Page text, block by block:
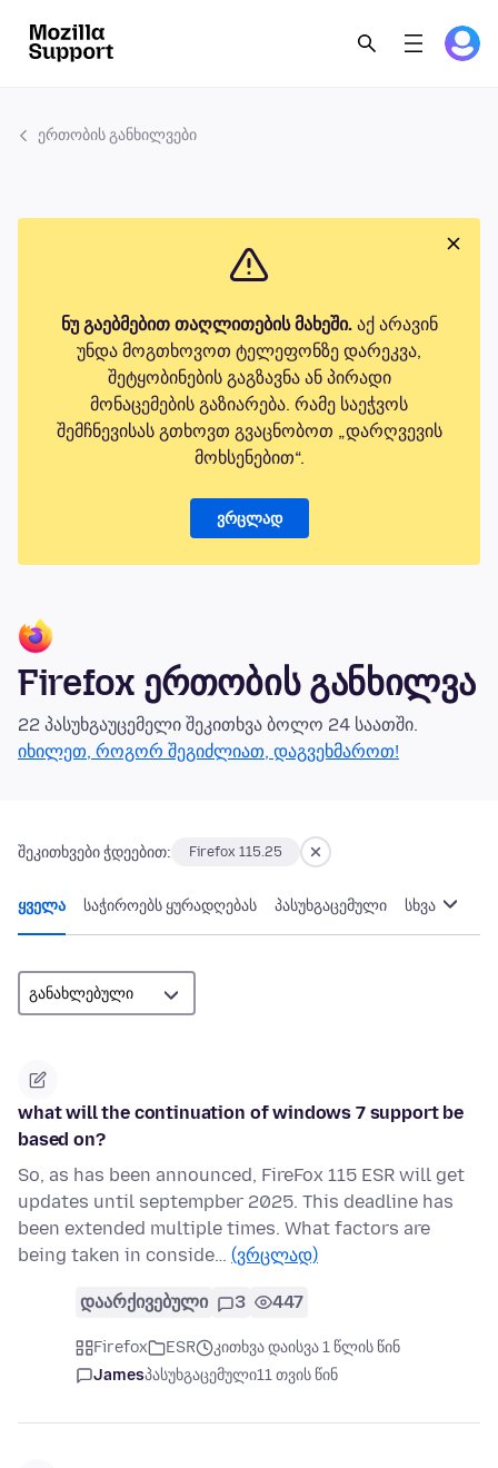
ერთობის განხილვები
ნუ გაებმებით თაღლითების მახეში.აქ არავინ
უნდა მოგთხოვოთ ტელეფონზე დარეკვა,
შეტყობინების გაგზავნა ან პირადი
მონაცემების გაზიარება. რამე საეჭვოს
შემჩნევისას გთხოვთ გვაცნობოთ „დარღვევის
მოხსენებით“.
ვრცლად
Firefox ერთობის განხილვა
22 პასუხგაუცემელი შეკითხვა ბოლო 24 საათში.
იხილეთ, როგორ შეგიძლიათ, დაგვეხმაროთ!
შეკითხვები ჭდეებით: Firefox 115.25
ყველა საჭიროებს ყურადღებას პასუხგაცემული სხვა
what will the continuation of windows 7 support be
based on?
So, as has been announced, FireFox 115 ESR will get
updates until septempber 2025. This deadline has
been extended multiple times. What factors are
being taken in conside… (ვრცლად)
დაარქივებული 3 447
Firefox ESR
კითხვა დაისვა 1 წლის წინ
Jamesპასუხგაცემული11 თვის წინ